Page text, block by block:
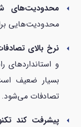
arrow_left محدودیت‌های
محدودیت‌هایی
arrow_left نرخ بالای
و استانداردهای
بسیار ضعیف
تصادفات می‌شود.
arrow_left پیشرفت کند